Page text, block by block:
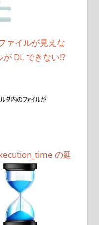
ァイルが見えな
DL できない!?
の延